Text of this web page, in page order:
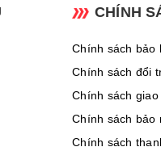
rõ nét, dễ quan sát ở
CHÍNH
Chính sách bảo
Chính sách đổi
Chính sách giao
Chính sách bảo
Chính sách